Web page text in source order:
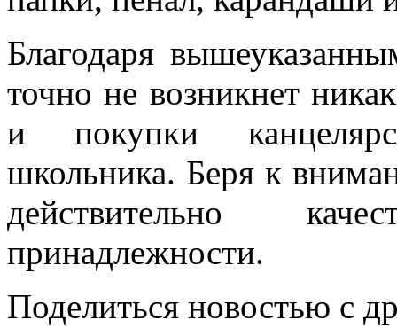
Благодаря
точно не возникнет
и покупки
школьника. Беря к
действительно
принадлежности.
Поделиться новостью с